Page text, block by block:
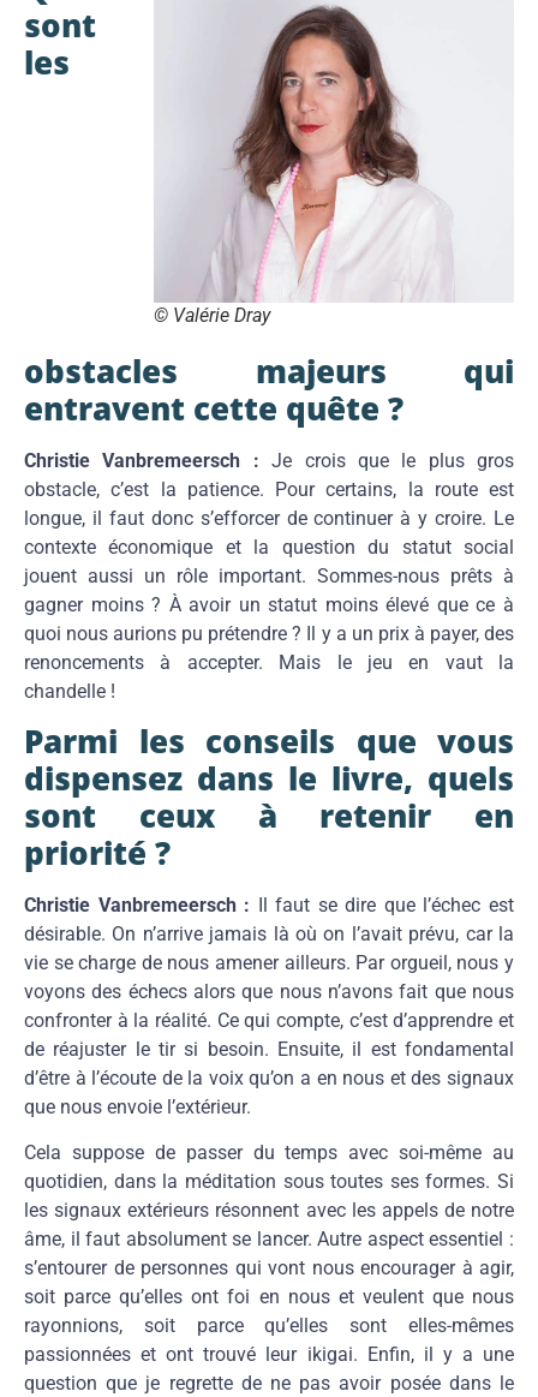
© Valérie Dray
sont
les
obstacles majeurs qui
entravent cette quête ?
Christie Vanbremeersch :Je crois que le plus gros
obstacle, c’est la patience. Pour certains, la route est
longue, il faut donc s’efforcer de continuer à y croire. Le
contexte économique et la question du statut social
jouent aussi un rôle important. Sommes-nous prêts à
gagner moins ? À avoir un statut moins élevé que ce à
quoi nous aurions pu prétendre ? Il y a un prix à payer, des
renoncements à accepter. Mais le jeu en vaut la
chandelle !
Parmi les conseils que vous
dispensez dans le livre, quels
sont ceux à retenir en
priorité ?
Christie Vanbremeersch : Il faut se dire que l’échec est
désirable. On n’arrive jamais là où on l’avait prévu, car la
vie se charge de nous amener ailleurs. Par orgueil, nous y
voyons des échecs alors que nous n’avons fait que nous
confronter à la réalité. Ce qui compte, c’est d’apprendre et
de réajuster le tir si besoin. Ensuite, il est fondamental
d’être à l’écoute de la voix qu’on a en nous et des signaux
que nous envoie l’extérieur.
Cela suppose de passer du temps avec soi-même au
quotidien, dans la méditation sous toutes ses formes. Si
les signaux extérieurs résonnent avec les appels de notre
âme, il faut absolument se lancer. Autre aspect essentiel :
s’entourer de personnes qui vont nous encourager à agir,
soit parce qu’elles ont foi en nous et veulent que nous
rayonnions, soit parce qu’elles sont elles-mêmes
passionnées et ont trouvé leur ikigai. Enfin, il y a une
question que je regrette de ne pas avoir posée dans le